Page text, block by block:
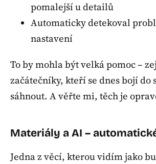
pomalejší u detailů
Automaticky detekoval
nastavení
To by mohla být velká pomoc –
začátečníky, kteří se dnes bojí do
sáhnout. A věřte mi, těch je
Materiály a AI –
Jedna z věcí, kterou vidím jako